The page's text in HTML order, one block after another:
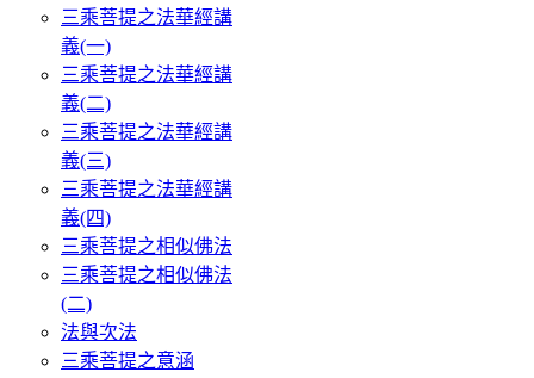
三乘菩提之法華經講
義(一)
三乘菩提之法華經講
義(二)
三乘菩提之法華經講
義(三)
三乘菩提之法華經講
義(四)
三乘菩提之相似佛法
三乘菩提之相似佛法
(二)
法與次法
三乘菩提之意涵